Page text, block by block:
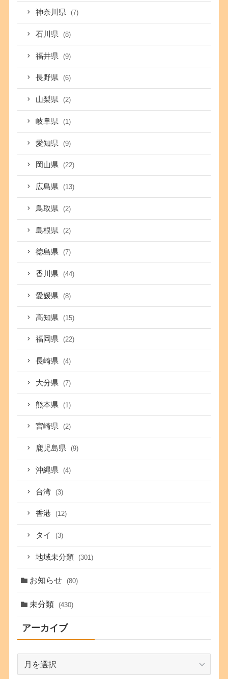
神奈川県 (7)
石川県 (8)
福井県 (9)
長野県 (6)
山梨県 (2)
岐阜県 (1)
愛知県 (9)
岡山県 (22)
広島県 (13)
鳥取県 (2)
島根県 (2)
徳島県 (7)
香川県 (44)
愛媛県 (8)
高知県 (15)
福岡県 (22)
長崎県 (4)
大分県 (7)
熊本県 (1)
宮崎県 (2)
鹿児島県 (9)
沖縄県 (4)
台湾 (3)
香港 (12)
タイ (3)
地域未分類 (301)
お知らせ (80)
未分類 (430)
アーカイブ